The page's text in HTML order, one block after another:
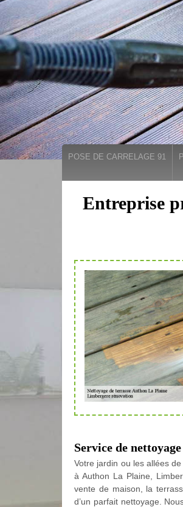
POSE DE CARRELAGE 91
Entreprise
Service de
Votre jardin ou les allées
à Authon La Plaine,
vente de maison, la
d’un parfait nettoyage.